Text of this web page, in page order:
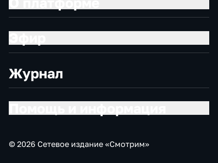
Журнал
© 2026 Сетевое издание «Смотрим»